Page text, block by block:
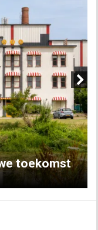
toekomst
Next